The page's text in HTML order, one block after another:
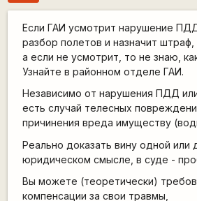
Если ГАИ усмотрит нарушение
разбор полетов и назначит штраф,
а если не усмотрит, то не знаю,
Узнайте в районном отделе ГАИ.
Независимо от нарушения ПДД или
есть случай телесных
причинения вреда имуществу
Реально доказать вину одной или
юридическом смысле, в суде -
Вы можете (теоретически)
компенсации за свои травмы,